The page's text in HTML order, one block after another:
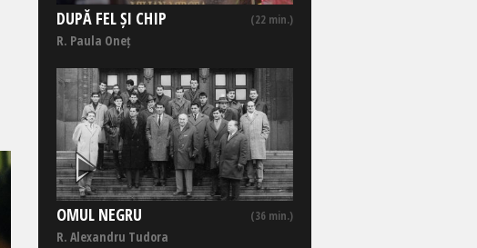
DUPĂ FEL ȘI CHIP (22 min.)
R. Paula Oneț
OMUL NEGRU (36 min.)
R. Alexandru Tudora